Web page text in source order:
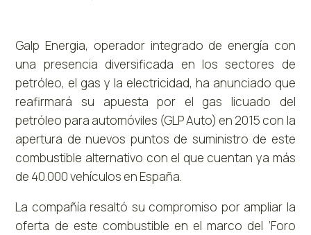
Galp Energia, operador integrado de energía con
una presencia diversificada en los sectores de
petróleo, el gas y la electricidad, ha anunciado que
reafirmará su apuesta por el gas licuado del
petróleo para automóviles (GLP Auto) en 2015 con la
apertura de nuevos puntos de suministro de este
combustible alternativo con el que cuentan ya más
de 40.000 vehículos en España.
La compañía resaltó su compromiso por ampliar la
oferta de este combustible en el marco del ‘Foro